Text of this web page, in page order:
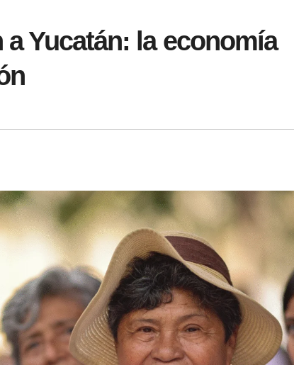
Yucatán: la economía